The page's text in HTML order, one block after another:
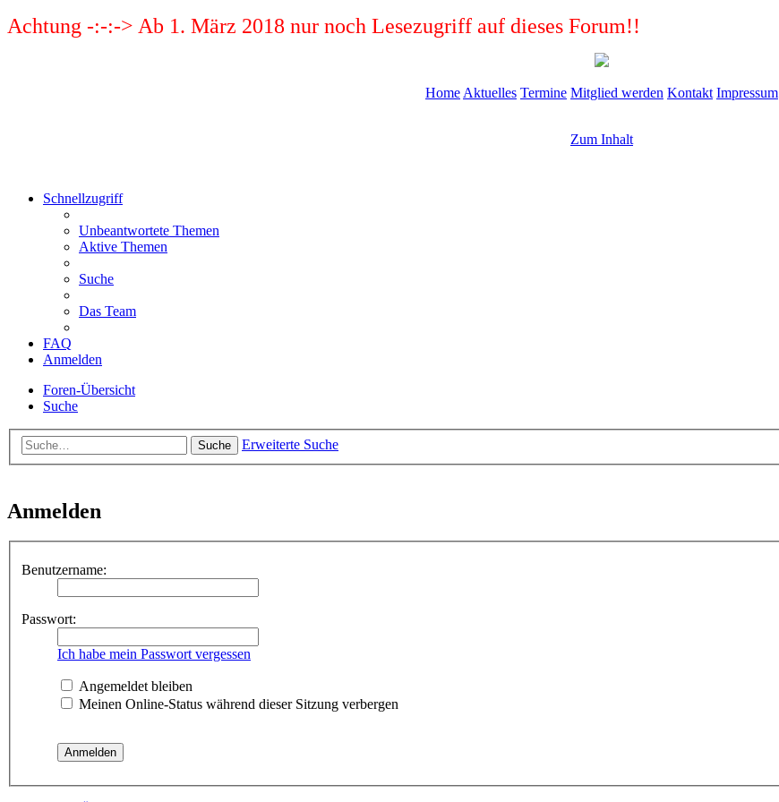
Achtung -:-:-> Ab 1. März 2018 nur noch Lesezugriff auf dieses Forum!!
Home Aktuelles Termine Mitglied werden Kontakt Impressum
Zum Inhalt
Schnellzugriff
Unbeantwortete Themen
Aktive Themen
Suche
Das Team
FAQ
Anmelden
Foren-Übersicht
Suche
Suche Erweiterte Suche
Anmelden
Benutzername:
Passwort:
Ich habe mein Passwort vergessen
Angemeldet bleiben
Meinen Online-Status während dieser Sitzung verbergen